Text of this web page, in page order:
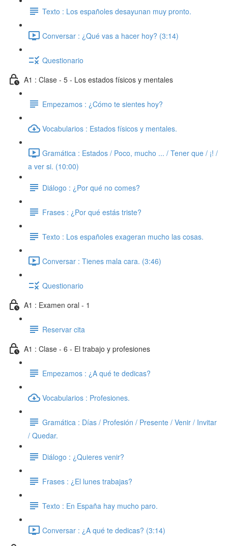
Texto : Los españoles desayunan muy pronto.
Conversar : ¿Qué vas a hacer hoy? (3:14)
Questionario
A1 : Clase - 5 - Los estados físicos y mentales
Empezamos : ¿Cómo te sientes hoy?
Vocabularios : Estados físicos y mentales.
Gramática : Estados / Poco, mucho ... / Tener que / ¡! /
a ver si. (10:00)
Diálogo : ¿Por qué no comes?
Frases : ¿Por qué estás triste?
Texto : Los españoles exageran mucho las cosas.
Conversar : Tienes mala cara. (3:46)
Questionario
A1 : Examen oral - 1
Reservar cita
A1 : Clase - 6 - El trabajo y profesiones
Empezamos : ¿A qué te dedicas?
Vocabularios : Profesiones.
Gramática : Días / Profesión / Presente / Venir / Invitar
/ Quedar.
Diálogo : ¿Quieres venir?
Frases : ¿El lunes trabajas?
Texto : En España hay mucho paro.
Conversar : ¿A qué te dedicas? (3:14)